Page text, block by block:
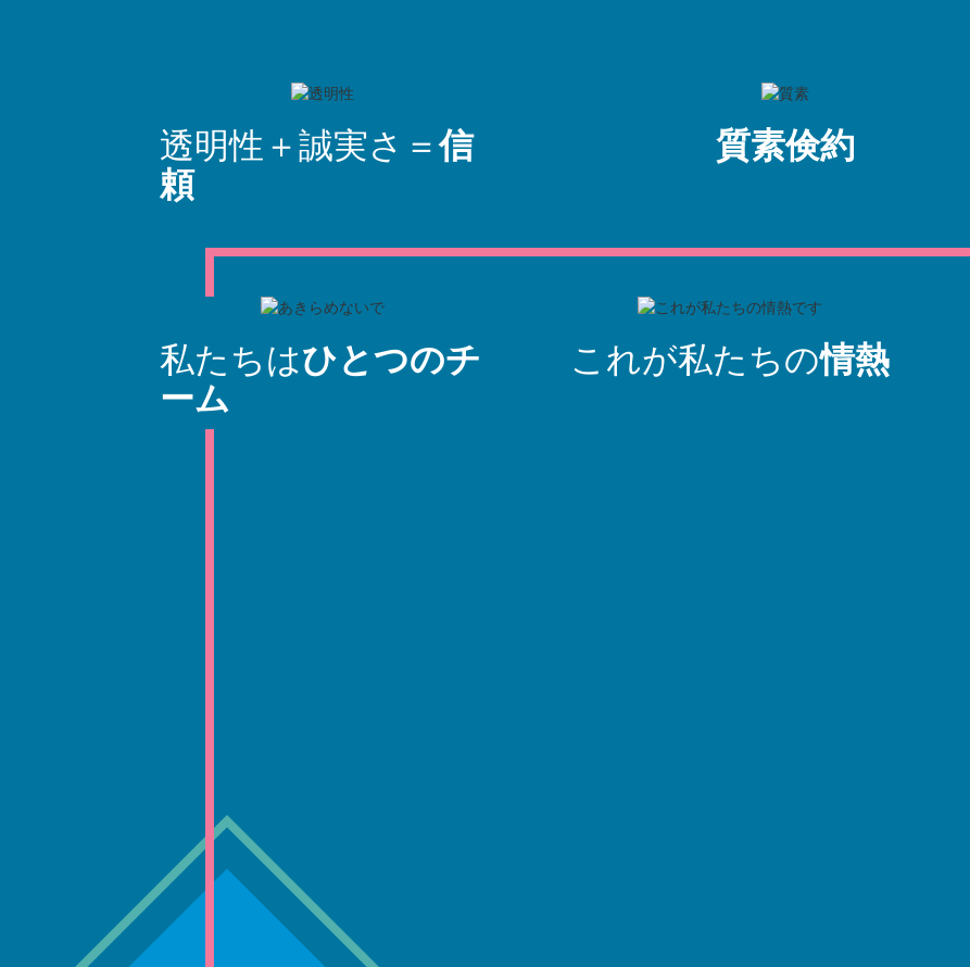
透明性＋誠実さ＝信
頼
質素倹約
私たちはひとつのチ
ーム
これが私たちの情熱